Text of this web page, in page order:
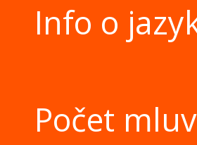
Info o
Počet